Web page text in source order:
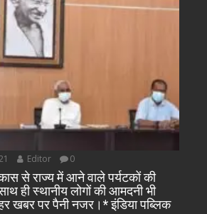
Editor 0
से राज्य में आने वाले पर्यटकों की
ही स्थानीय लोगों की आमदनी भी
खबर पर पैनी नजर।* इंडिया पब्लिक